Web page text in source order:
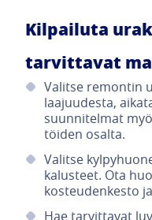
Kilpailuta
tarvittavat
Valitse remontin
laajuudesta,
suunnitelmat
töiden osalta.
Valitse
kalusteet. Ota
kosteudenkesto
Hae tarvittavat